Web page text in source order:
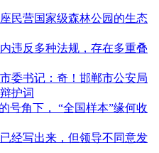
民营国家级森林公园的生态
违反多种法规，存在多重叠
委书记：奇！邯郸市公安局
护词
号角下， “全国样本”缘何收
经写出来，但领导不同意发